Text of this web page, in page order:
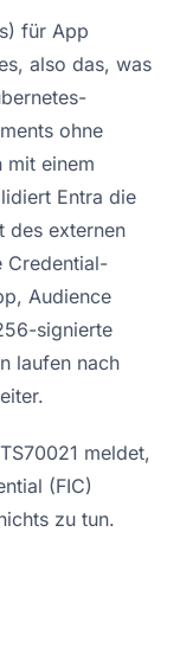
für App
also das, was
ohne
mit einem
Entra die
des externen
Credential-
Audience
signierte
laufen nach
meldet,
(FIC)
zu tun.